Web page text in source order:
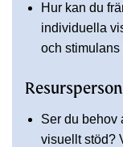
Hur kan du
individuella
och
Resursperson
Ser du behov
visuellt stöd?